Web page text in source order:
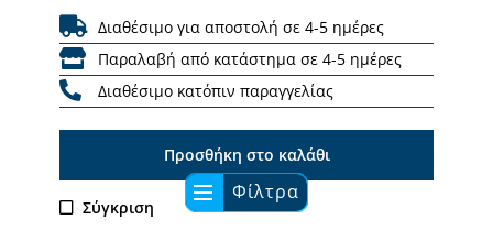
Διαθέσιμο για αποστολή σε 4-5 ημέρες
Παραλαβή από κατάστημα σε 4-5 ημέρες
Διαθέσιμο κατόπιν παραγγελίας
Προσθήκη στο καλάθι
Σύγκριση
Φίλτρα